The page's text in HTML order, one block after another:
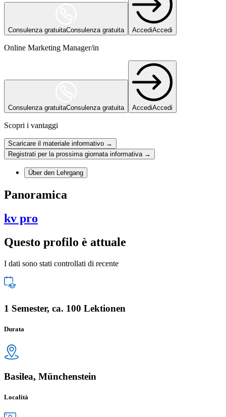
Consulenza gratuitaConsulenza gratuita AccediAccedi
Online Marketing Manager/in
Consulenza gratuitaConsulenza gratuita AccediAccedi
Scopri i vantaggi
Scaricare il materiale informativo →
Registrati per la prossima giornata informativa →
Über den Lehrgang
Panoramica
kv pro
Questo profilo è attuale
I dati sono stati controllati di recente
1 Semester, ca. 100 Lektionen
Durata
Basilea, Münchenstein
Località